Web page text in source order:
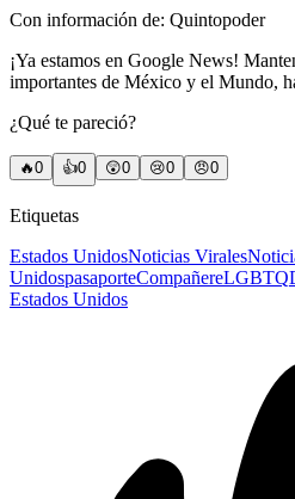
Con información de: Quintopoder
¡Ya estamos en Google News!
importantes de México y el Mundo,
¿Qué te pareció?
🔥0 👍0 😲0 😢0 😠0
Etiquetas
Estados UnidosNoticias Virales
UnidospasaporteCompañereLGBTQ
Estados Unidos